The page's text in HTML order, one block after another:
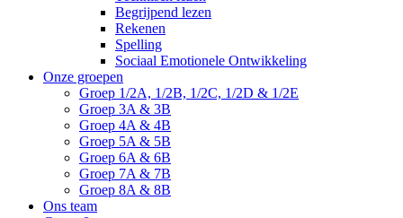
Begrijpend lezen
Rekenen
Spelling
Sociaal Emotionele Ontwikkeling
Onze groepen
Groep 1/2A, 1/2B, 1/2C, 1/2D & 1/2E
Groep 3A & 3B
Groep 4A & 4B
Groep 5A & 5B
Groep 6A & 6B
Groep 7A & 7B
Groep 8A & 8B
Ons team